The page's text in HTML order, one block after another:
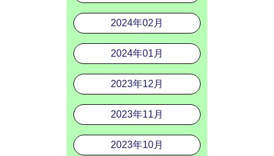
2024年02月
2024年01月
2023年12月
2023年11月
2023年10月